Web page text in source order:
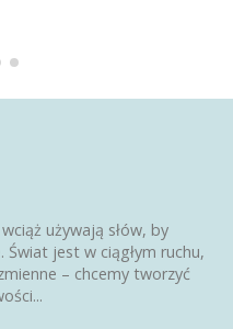
używają słów, by
Świat jest w ciągłym ruchu,
– chcemy tworzyć